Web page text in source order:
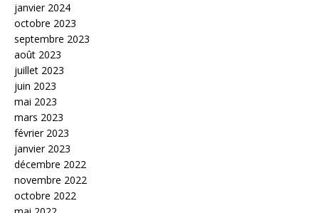
janvier 2024
octobre 2023
septembre 2023
août 2023
juillet 2023
juin 2023
mai 2023
mars 2023
février 2023
janvier 2023
décembre 2022
novembre 2022
octobre 2022